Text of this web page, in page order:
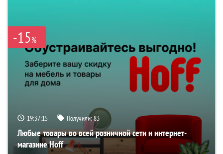
-15%
19:37:14 Получили:83
Любые товары во всей розничной сети и интернет-
магазине Hoff